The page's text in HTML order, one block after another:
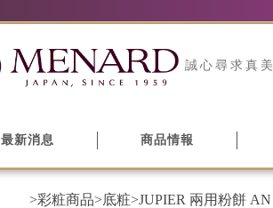
誠心尋求真美
最新消息 商品情報
>彩粧商品>底粧>JUPIER 兩用粉餅 AN